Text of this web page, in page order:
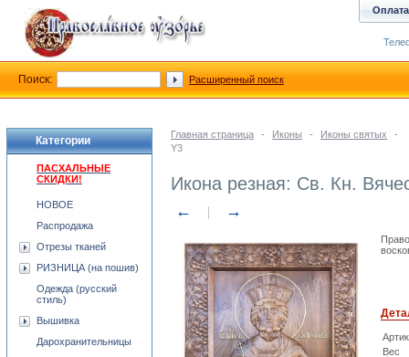
Главная страница - Иконы - Иконы святых
-
Y3
Икона резная: Св. Кн.
← →
Вес
Категории
ПАСХАЛЬНЫЕ
СКИДКИ!
НОВОЕ
Распродажа
Отрезы тканей
РИЗНИЦА (на пошив)
Одежда (русский
стиль)
Вышивка
Дарохранительницы
Оплата
Поиск: Расширенный поиск